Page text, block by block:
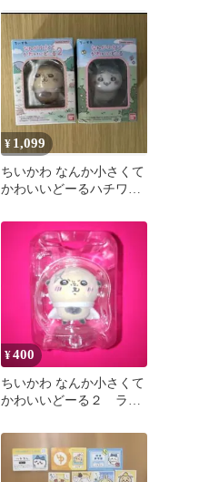
¥ 1,099
ちいかわ なんか小さくて
かわいいどーるハチワレ
ト
¥400
ちいかわ なんか小さくて
かわいいどーる２ ラッ